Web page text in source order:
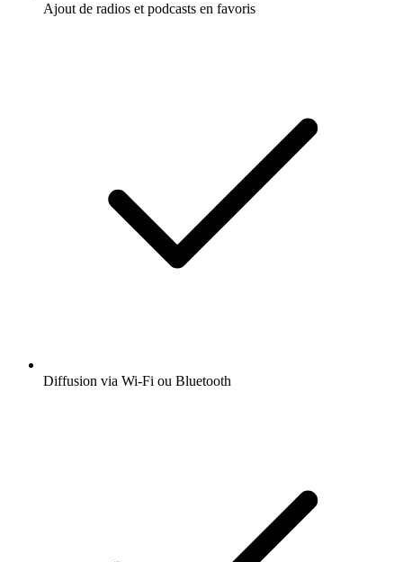
Ajout de radios et podcasts en favoris
Diffusion via Wi-Fi ou Bluetooth